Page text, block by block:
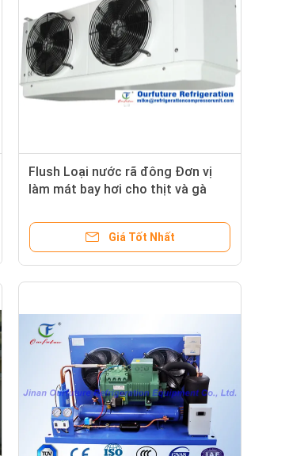
Flush Loại nước rã đông Đơn vị
làm mát bay hơi cho thịt và gà
Giá Tốt Nhất